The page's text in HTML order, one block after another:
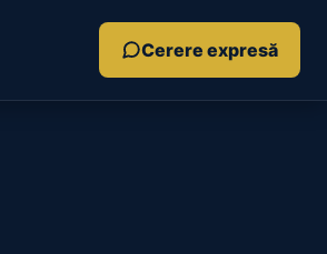
Cerere expresă